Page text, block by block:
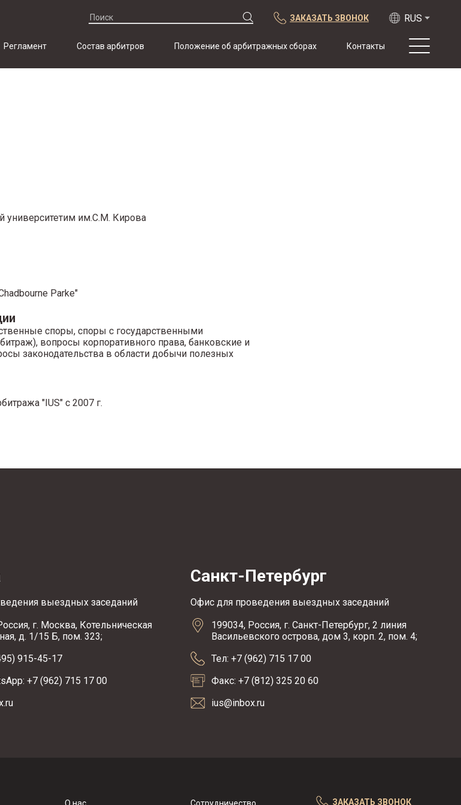
ЗАКАЗАТЬ ЗВОНОК
Регламент Состав арбитров Положение об арбитражных сборах Контакты
университетим им.С.М. Кирова
Parke"
споры, споры с государственными
вопросы корпоративного права, банковские и
законодательства в области добычи полезных
"IUS" с 2007 г.
выездных заседаний
г. Москва, Котельническая
д. 1/15 Б, пом. 323;
915-45-17
+7 (962) 715 17 00
Санкт-Петербург
Офис для проведения выездных заседаний
199034, Россия, г. Санкт-Петербург, 2 линия
Васильевского острова, дом 3, корп. 2, пом. 4;
Тел: +7 (962) 715 17 00
Факс: +7 (812) 325 20 60
ius@inbox.ru
ЗАКАЗАТЬ ЗВОНОК